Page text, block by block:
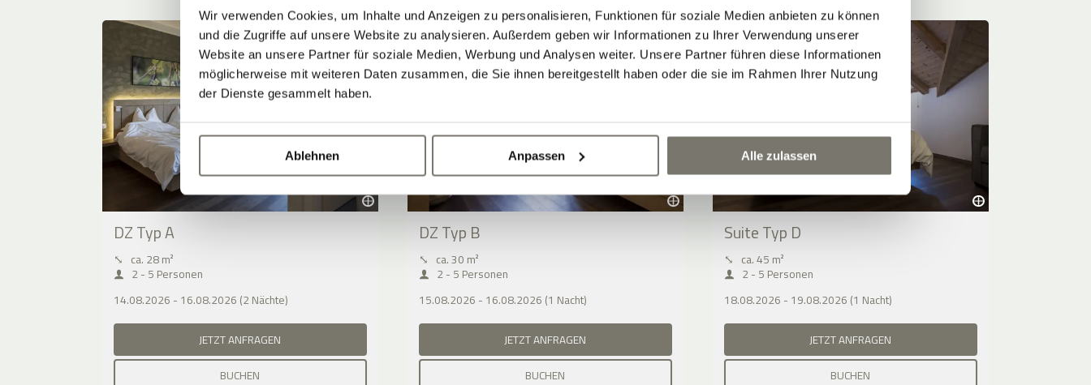
Wir verwenden Cookies, um Inhalte und Anzeigen zu personalisieren, Funktionen für soziale Medien anbieten zu können
und die Zugriffe auf unsere Website zu analysieren. Außerdem geben wir Informationen zu Ihrer Verwendung unserer
Website an unsere Partner für soziale Medien, Werbung und Analysen weiter. Unsere Partner führen diese Informationen
möglicherweise mit weiteren Daten zusammen, die Sie ihnen bereitgestellt haben oder die sie im Rahmen Ihrer Nutzung
der Dienste gesammelt haben.
Ablehnen Anpassen Alle zulassen
DZ Typ A
⤡ ca. 28 m²
2 - 5 Personen
14.08.2026 - 16.08.2026 (2 Nächte)
JETZT ANFRAGEN
BUCHEN
DZ Typ B
⤡ ca. 30 m²
2 - 5 Personen
15.08.2026 - 16.08.2026 (1 Nacht)
JETZT ANFRAGEN
BUCHEN
Suite Typ D
⤡ ca. 45 m²
2 - 5 Personen
18.08.2026 - 19.08.2026 (1 Nacht)
JETZT ANFRAGEN
BUCHEN